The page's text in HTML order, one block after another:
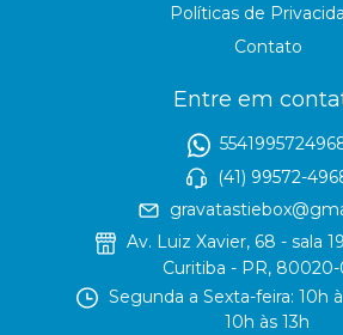
Políticas de
Contato
Entre em
(41) 99572-
Av. Luiz Xavier, 68 - sala
Curitiba - PR,
Segunda a Sexta-feira: 10h
10h às 13h